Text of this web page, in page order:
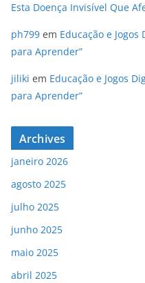
Esta Doença Invisível Que
ph799 em Educação e
para Aprender”
jiliki em Educação e Jogos
para Aprender”
Archives
janeiro 2026
agosto 2025
julho 2025
junho 2025
maio 2025
abril 2025